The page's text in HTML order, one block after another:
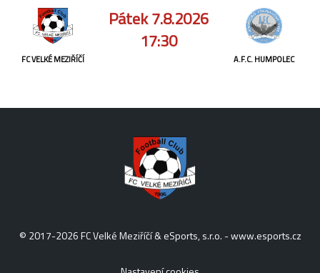
FC VELKÉ MEZIŘÍČÍ
Pátek 7.8.2026
17:30
A.F.C. HUMPOLEC
© 2017-2026 FC Velké Meziříčí & eSports, s.r.o. -www.esports.cz